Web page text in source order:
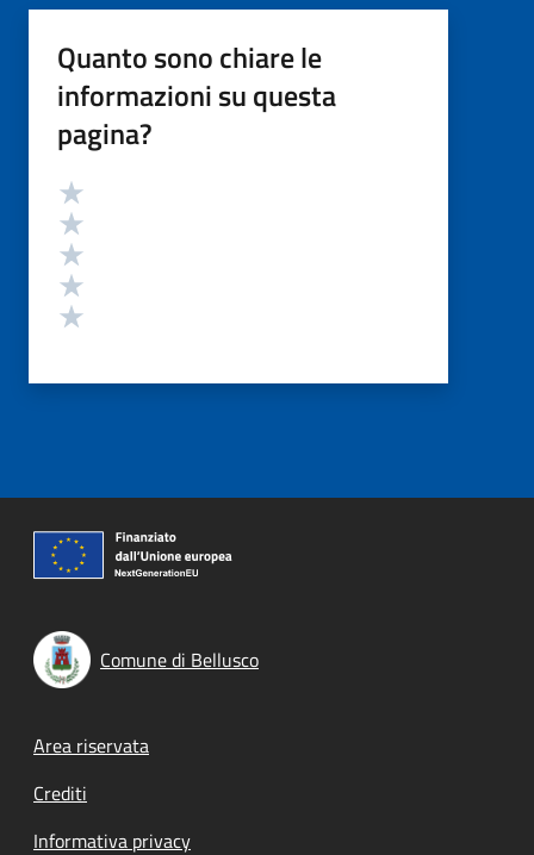
Quanto sono chiare le
informazioni su questa
pagina?
Valutazione
Comune di Bellusco
Footer menu
Area riservata
Crediti
Informativa privacy